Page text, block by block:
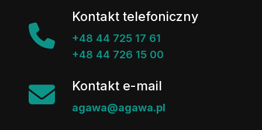
Kontakt telefoniczny
+48 44 725 17 61
+48 44 726 15 00
Kontakt e-mail
agawa@agawa.pl